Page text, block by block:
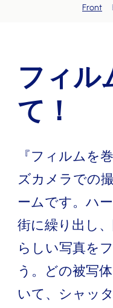
Front
フィル
て！
『フィルムを
ズカメラでの
ームです。ハ
街に繰り出し
らしい写真を
う。どの被写
いて、シャッ